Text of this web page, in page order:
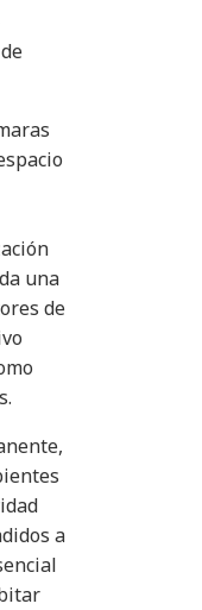
una
de
a